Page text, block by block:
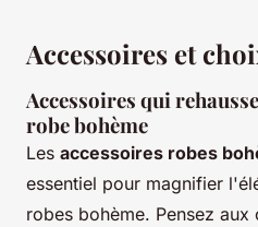
Accessoires et
Accessoires qui
robe bohème
Les accessoires robes
essentiel pour magnifier
robes bohème. Pensez aux